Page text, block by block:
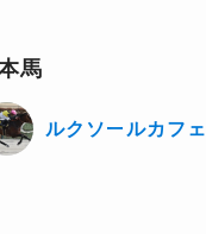
馬
ルクソールカフェ